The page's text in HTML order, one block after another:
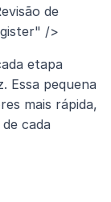
de
/>
etapa
Essa pequena
mais rápida,
cada